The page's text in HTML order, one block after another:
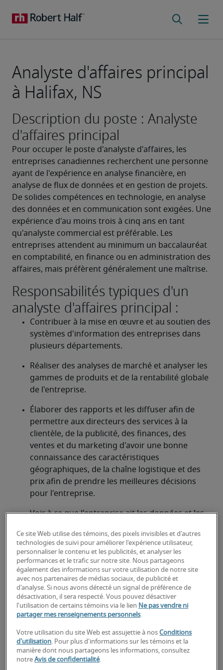
Analyste d'affaires principal
à Halifax, NS
Description du poste : Analyste
d'affaires principal
Pour occuper le poste d'analyste d'affaires, les
entreprises canadiennes recherchent une personne
ayant de l'expérience en analyse financière, en
analyse de flux de données et en gestion de projets.
De solides compétences en technologie, en analyse
des données et en communication sont exigées. Une
expérience d'au moins trois à cinq ans en tant
qu'analyste commercial est préférable. Les
entreprises attendent au minimum un baccalauréat
en comptabilité, en finance ou en administration des
affaires, mais préfèrent généralement une maîtrise.
Responsabilités typiques d'un
analyste d'affaires principal :
Contribuer à la mise en œuvre et au soutien des
systèmes d'information des entreprises dans
plusieurs départements.
Réaliser des analyses de marché et analyser les
gammes de produits et de la rentabilité globale
de l'entreprise.
Élaborer des rapports et les diffuser afin de
permettre aux directeurs des services à la
clientèle, de la publicité, des finances, des
ventes et du marketing d'avoir une bonne
connaissance des caractéristiques
géographiques, de la chaîne logistique et des
prix afin de prendre les meilleures décisions
pour l'entreprise.
Voir à ce que l'entreprise ait les données et les
Élaborer des mesures de la qualité des données
et en faire le suivi.
À la recherche d'un analyste
d'affaires principal ou d'un poste
d'analyste d'affaires principal?
Téléchargez votre CV ou faites une demande de
talents et un de nos recruteurs spécialisés vous
contactera sous peu.
Ce site Web utilise des témoins, des pixels invisibles et d'autres
technologies de suivi pour améliorer l'expérience utilisateur,
personnaliser le contenu et les publicités, et analyser les
performances et le trafic sur notre site. Nous partageons
également des informations sur votre utilisation de notre site
avec nos partenaires de médias sociaux, de publicité et
d'analyse. Si nous avons détecté un signal de préférence de
désactivation, il sera respecté. Vous pouvez désactiver
l'utilisation de certains témoins via le lien Ne pas vendre ni
partager mes renseignements personnels.
Votre utilisation du site Web est assujettie à nosConditions
d'utilisation. Pour plus d'informations sur les témoins et la
manière dont nous partageons les informations, consultez
notreAvis de confidentialité.